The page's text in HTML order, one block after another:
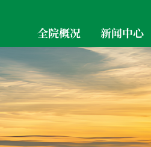
全院概况 新闻中心